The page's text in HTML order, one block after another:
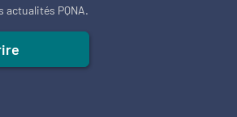
actualités PQNA.